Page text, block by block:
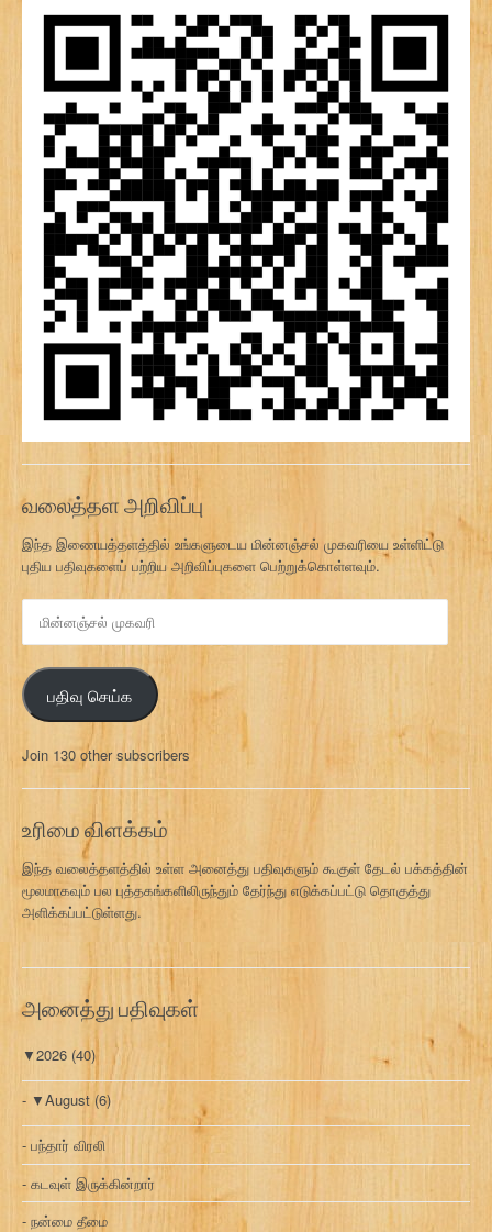
வலைத்தள அறிவிப்பு
இந்த இணையத்தளத்தில் உங்களுடைய மின்னஞ்சல் முகவரியை உள்ளிட்டு
புதிய பதிவுகளைப் பற்றிய அறிவிப்புகளை பெற்றுக்கொள்ளவும்.
ன
ஞ்
ச
ல்
க
வ
பதிவு செய்க
Join 130 other subscribers
உரிமை விளக்கம்
இந்த வலைத்தளத்தில் உள்ள அனைத்து பதிவுகளும் கூகுள் தேடல் பக்கத்தின்
மூலமாகவும் பல புத்தகங்களிலிருந்தும் தேர்ந்து எடுக்கப்பட்டு தொகுத்து
அளிக்கப்பட்டுள்ளது.
அனைத்து பதிவுகள்
▼2026 (40)
▼August (6)
பந்தார் விரலி
கடவுள் இருக்கின்றார்
நன்மை தீமை